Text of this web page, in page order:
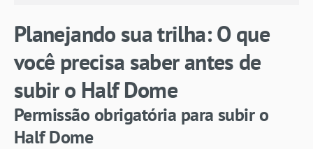
Planejando sua trilha: O que
você precisa saber antes de
subir o Half Dome
Permissão obrigatória para subir o
Half Dome